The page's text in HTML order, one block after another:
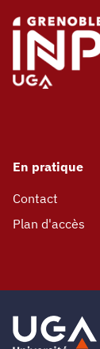
En pratique
Contact
Plan d'accès